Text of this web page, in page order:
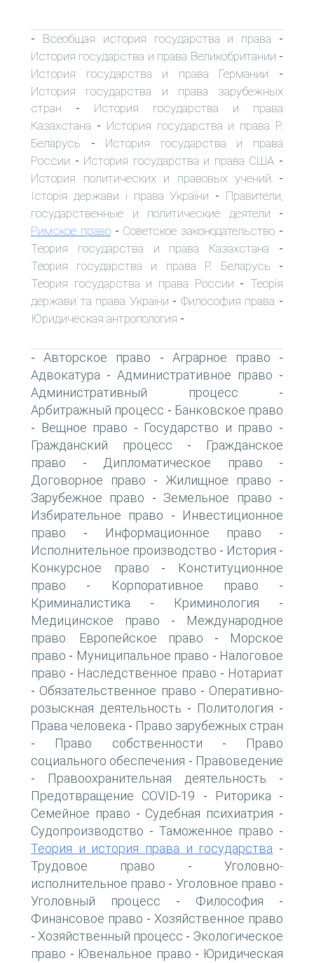
- Всеобщая история государства и права -
История государства и права Великобритании -
История государства и права Германии -
История государства и права зарубежных
стран - История государства и права
Казахстана - История государства и права Р.
Беларусь - История государства и права
России - История государства и права США -
История политических и правовых учений -
Історія держави і права України - Правители,
государственные и политические деятели -
Римское право- Советское законодательство -
Теория государства и права Казахстана -
Теория государства и права Р. Беларусь -
Теория государства и права России - Теорія
держави та права України - Философия права -
Юридическая антропология -
-Авторское право - Аграрное право -
Адвокатура - Административное право -
Административный процесс -
Арбитражный процесс - Банковское право
- Вещное право - Государство и право -
Гражданский процесс -
Гражданское
право - Дипломатическое право -
Договорное право - Жилищное право -
Зарубежное право - Земельное право -
Избирательное право -
Инвестиционное
право - Информационное право -
Исполнительное производство - История -
Конкурсное право -
Конституционное
право - Корпоративное право -
Криминалистика - Криминология -
Медицинское право -
Международное
право. Европейское право -
Морское
право - Муниципальное право - Налоговое
право - Наследственное право - Нотариат
- Обязательственное право - Оперативно-
розыскная деятельность - Политология -
Права человека - Право зарубежных стран
- Право собственности -
Право
социального обеспечения - Правоведение
- Правоохранительная деятельность -
Предотвращение COVID-19 - Риторика -
Семейное право - Судебная психиатрия -
Судопроизводство - Таможенное право -
Теория и история права и государства -
Трудовое право -Уголовно-
исполнительное право - Уголовное право -
Уголовный процесс - Философия -
Финансовое право - Хозяйственное право
- Хозяйственный процесс - Экологическое
право - Ювенальное право - Юридическая